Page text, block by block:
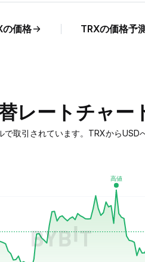
の価格 TRXの価格予測
レートチャー
取引されています。TRXから